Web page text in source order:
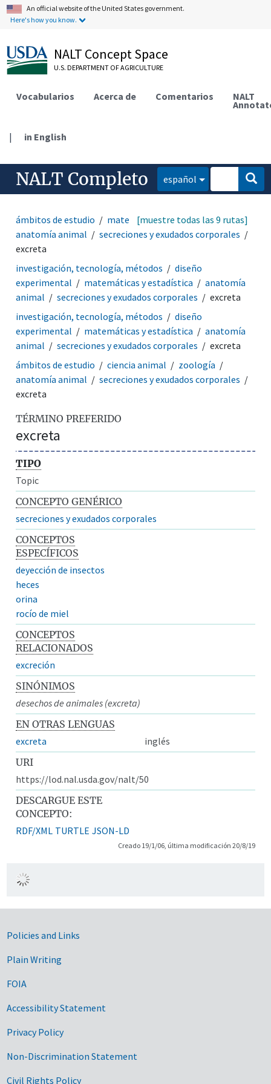
An official website of the United States government.
Here's how you know.
NALT Concept Space
U.S. DEPARTMENT OF AGRICULTURE
Vocabularios Acerca de Comentarios NALT
| in English
NALT Completo español
ámbitos de estudio
matemáticas y estadística
anatomía animal
secreciones y exudados corporales
excreta
[muestre todas las 9 rutas]
investigación, tecnología, métodos
diseño
experimental
matemáticas y estadística
anatomía
animal
secreciones y exudados corporales
excreta
investigación, tecnología, métodos
diseño
experimental
matemáticas y estadística
anatomía
animal
secreciones y exudados corporales
excreta
ámbitos de estudio
ciencia animal
zoología
anatomía animal
secreciones y exudados corporales
excreta
TÉRMINO PREFERIDO
excreta
TIPO
Topic
CONCEPTO GENÉRICO
secreciones y exudados corporales
CONCEPTOS
ESPECÍFICOS
deyección de insectos
heces
orina
rocío de miel
CONCEPTOS
RELACIONADOS
excreción
SINÓNIMOS
desechos de animales (excreta)
EN OTRAS LENGUAS
excreta
inglés
URI
https://lod.nal.usda.gov/nalt/50
DESCARGUE ESTE
CONCEPTO:
RDF/XML TURTLE JSON-LD
Creado 19/1/06, última modificación 20/8/19
Government Links
Policies and Links
Plain Writing
FOIA
Accessibility Statement
Privacy Policy
Non-Discrimination Statement
Civil Rights Policy